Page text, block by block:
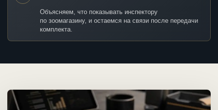
Объясняем, что показывать инспектору
по зоомагазину, и остаемся на связи после передачи
комплекта.